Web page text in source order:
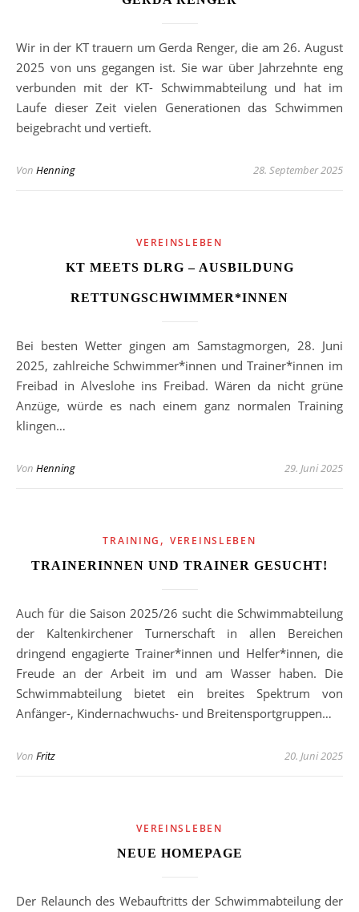
Wir in der KT trauern um Gerda Renger, die am 26. August
2025 von uns gegangen ist. Sie war über Jahrzehnte eng
verbunden mit der KT- Schwimmabteilung und hat im
Laufe dieser Zeit vielen Generationen das Schwimmen
beigebracht und vertieft.
Von Henning 28. September 2025
VEREINSLEBEN
KT MEETS DLRG – AUSBILDUNG
RETTUNGSCHWIMMER*INNEN
Bei besten Wetter gingen am Samstagmorgen, 28. Juni
2025, zahlreiche Schwimmer*innen und Trainer*innen im
Freibad in Alveslohe ins Freibad. Wären da nicht grüne
Anzüge, würde es nach einem ganz normalen Training
klingen…
Von Henning 29. Juni 2025
TRAINING ,VEREINSLEBEN
TRAINERINNEN UND TRAINER GESUCHT!
Auch für die Saison 2025/26 sucht die Schwimmabteilung
der Kaltenkirchener Turnerschaft in allen Bereichen
dringend engagierte Trainer*innen und Helfer*innen, die
Freude an der Arbeit im und am Wasser haben. Die
Schwimmabteilung bietet ein breites Spektrum von
Anfänger-, Kindernachwuchs- und Breitensportgruppen…
Von Fritz 20. Juni 2025
VEREINSLEBEN
NEUE HOMEPAGE
Der Relaunch des Webauftritts der Schwimmabteilung der